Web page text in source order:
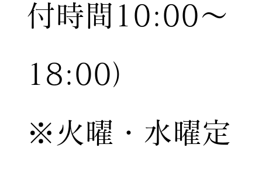
付時間10:00〜
18:00）
※火曜・水曜定